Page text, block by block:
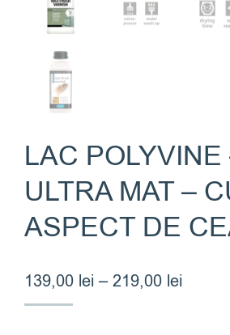
LAC POLYVINE
ULTRA MAT –
ASPECT DE
139,00 lei – 219,00 lei